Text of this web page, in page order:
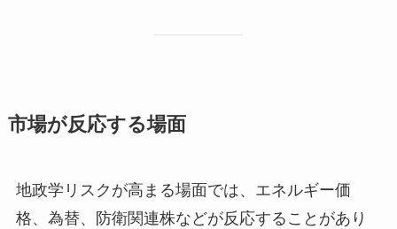
市場が反応する場面
地政学リスクが高まる場面では、エネルギー価
格、為替、防衛関連株などが反応することがあり